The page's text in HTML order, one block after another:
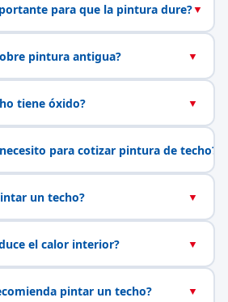
para que la pintura dure?▼
pintura antigua? ▼
tiene óxido? ▼
para cotizar pintura de techo?
un techo? ▼
el calor interior? ▼
pintar un techo? ▼